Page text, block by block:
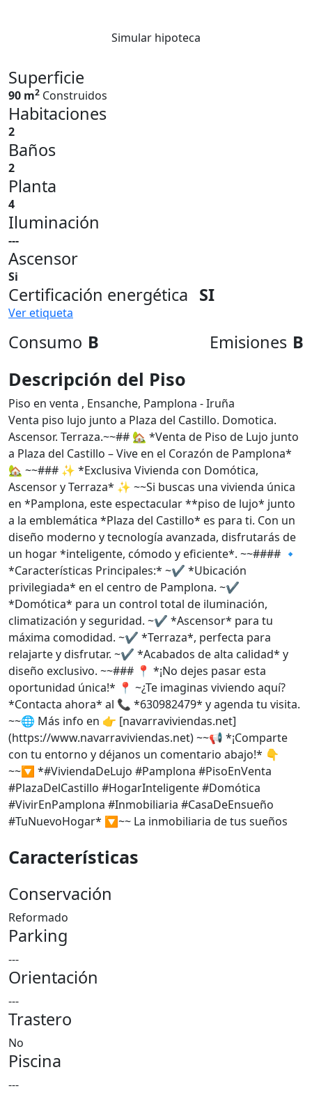
Simular hipoteca
Superficie
90 m2 Construidos
Habitaciones
2
Baños
2
Planta
4
Iluminación
---
Ascensor
Si
Certificación energética SI
Ver etiqueta
Consumo B Emisiones B
Descripción del Piso
Piso en venta , Ensanche, Pamplona - Iruña
Venta piso lujo junto a Plaza del Castillo. Domotica.
Ascensor. Terraza.~~## 🏡 *Venta de Piso de Lujo junto
a Plaza del Castillo – Vive en el Corazón de Pamplona*
🏡 ~~### ✨ *Exclusiva Vivienda con Domótica,
Ascensor y Terraza* ✨ ~~Si buscas una vivienda única
en *Pamplona, este espectacular **piso de lujo* junto
a la emblemática *Plaza del Castillo* es para ti. Con un
diseño moderno y tecnología avanzada, disfrutarás de
un hogar *inteligente, cómodo y eficiente*. ~~#### 🔹
*Características Principales:* ~✔ *Ubicación
privilegiada* en el centro de Pamplona. ~✔
*Domótica* para un control total de iluminación,
climatización y seguridad. ~✔ *Ascensor* para tu
máxima comodidad. ~✔ *Terraza*, perfecta para
relajarte y disfrutar. ~✔ *Acabados de alta calidad* y
diseño exclusivo. ~~### 📍 *¡No dejes pasar esta
oportunidad única!* 📍 ~¿Te imaginas viviendo aquí?
*Contacta ahora* al 📞 *630982479* y agenda tu visita.
~~🌐 Más info en 👉 [navarraviviendas.net]
(https://www.navarraviviendas.net) ~~📢 *¡Comparte
con tu entorno y déjanos un comentario abajo!* 👇
~~🔽 *#ViviendaDeLujo #Pamplona #PisoEnVenta
#PlazaDelCastillo #HogarInteligente #Domótica
#VivirEnPamplona #Inmobiliaria #CasaDeEnsueño
#TuNuevoHogar* 🔽~~ La inmobiliaria de tus sueños
Características
Conservación
Reformado
Parking
---
Orientación
---
Trastero
No
Piscina
---